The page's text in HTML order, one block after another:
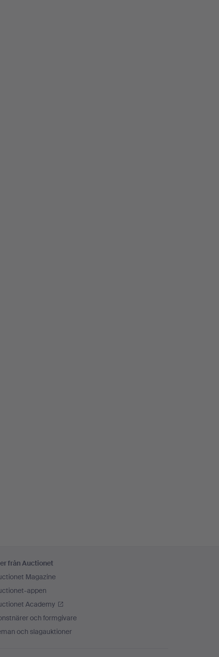
från Auctionet
Magazine
appen
Academy
och formgivare
och slagauktioner